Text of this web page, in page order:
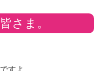
さま。